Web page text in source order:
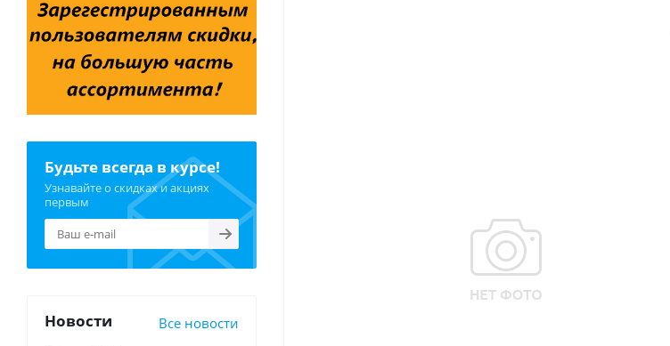
Будьте всегда в курсе!
Узнавайте о скидках и акциях
первым
Новости Все новости